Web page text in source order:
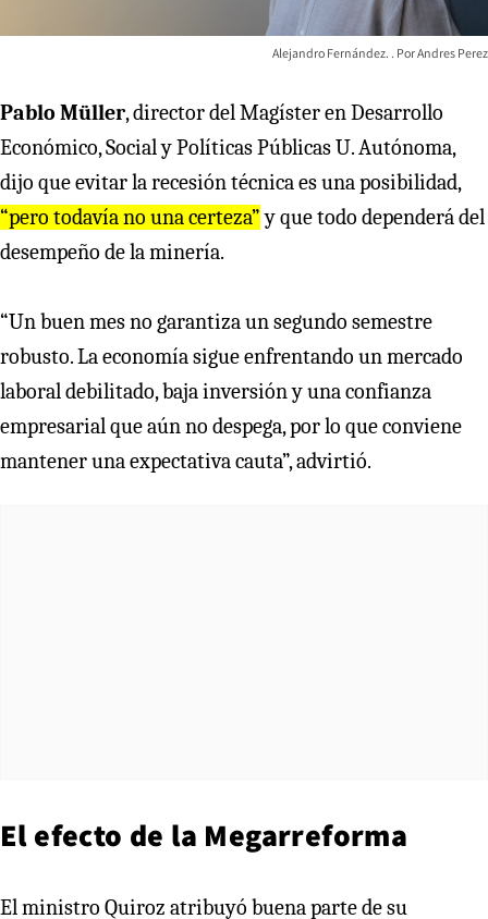
Alejandro Fernández. Andres Perez
Pablo Müller, director del Magíster en Desarrollo
Económico, Social y Políticas Públicas U. Autónoma,
dijo que evitar la recesión técnica es una posibilidad,
“pero todavía no una certeza”y que todo dependerá del
desempeño de la minería.
“Un buen mes no garantiza un segundo semestre
robusto. La economía sigue enfrentando un mercado
laboral debilitado, baja inversión y una confianza
empresarial que aún no despega, por lo que conviene
mantener una expectativa cauta”, advirtió.
El efecto de la Megarreforma
El ministro Quiroz atribuyó buena parte de su